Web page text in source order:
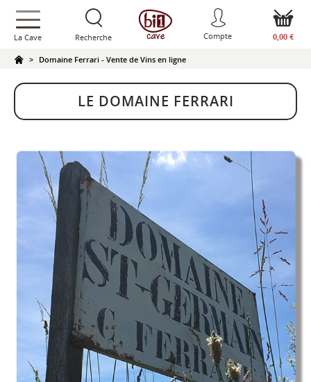
text.skipToContent
text.skipToNavigation
La Cave Recherche Compte 0,00 €
Domaine Ferrari - Vente de Vins en ligne
LE DOMAINE FERRARI